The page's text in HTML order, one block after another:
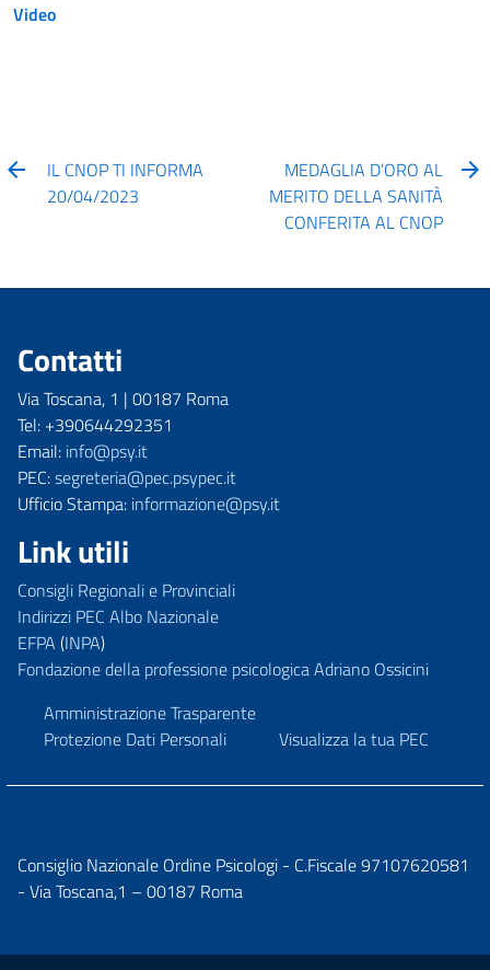
Video
IL CNOP TI INFORMA
20/04/2023
MEDAGLIA D’ORO AL
MERITO DELLA SANITÀ
CONFERITA AL CNOP
Contatti
Via Toscana, 1 | 00187 Roma
Tel: +390644292351
Email: info@psy.it
PEC:segreteria@pec.psypec.it
Ufficio Stampa: informazione@psy.it
Link utili
Consigli Regionali e Provinciali
Indirizzi PEC Albo Nazionale
EFPA (INPA)
Fondazione della professione psicologica Adriano Ossicini
Amministrazione Trasparente
Protezione Dati Personali
Visualizza la tua PEC
Consiglio Nazionale Ordine Psicologi - C.Fiscale 97107620581
- Via Toscana,1 – 00187 Roma